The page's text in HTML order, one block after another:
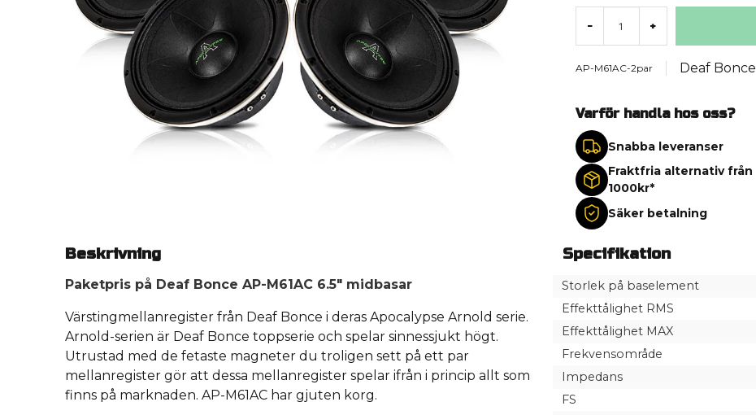
- +
AP-M61AC-2par Deaf Bonce
Varför handla hos oss?
Snabba leveranser
Fraktfria alternativ från
1000kr*
Säker betalning
Beskrivning
Paketpris på Deaf Bonce AP-M61AC 6.5" midbasar
Värstingmellanregister från Deaf Bonce i deras Apocalypse Arnold serie.
Arnold-serien är Deaf Bonce toppserie och spelar sinnessjukt högt.
Utrustad med de fetaste magneter du troligen sett på ett par
mellanregister gör att dessa mellanregister spelar ifrån i princip allt som
finns på marknaden. AP-M61AC har gjuten korg.
Specifikation
Storlek på baselement
Effekttålighet RMS
Effekttålighet MAX
Frekvensområde
Impedans
FS